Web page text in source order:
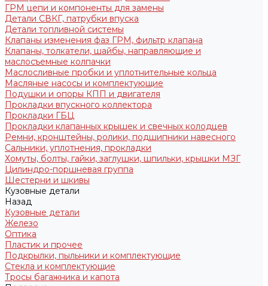
ГРМ цепи и компоненты для замены
Детали СВКГ, патрубки впуска
Детали топливной системы
Клапаны изменения фаз ГРМ, фильтр клапана
Клапаны, толкатели, шайбы, направляющие и
маслосъемные колпачки
Маслосливные пробки и уплотнительные кольца
Масляные насосы и комплектующие
Подушки и опоры КПП и двигателя
Прокладки впускного коллектора
Прокладки ГБЦ
Прокладки клапанных крышек и свечных колодцев
Ремни, кронштейны, ролики, подшипники навесного
Сальники, уплотнения, прокладки
Хомуты, болты, гайки, заглушки, шпильки, крышки МЗГ
Цилиндро-поршневая группа
Шестерни и шкивы
Кузовные детали
Назад
Кузовные детали
Железо
Оптика
Пластик и прочее
Подкрылки, пыльники и комплектующие
Стекла и комплектующие
Тросы багажника и капота